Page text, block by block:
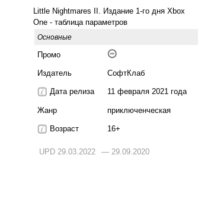
Little Nightmares II. Издание 1-го дня Xbox
One - таблица параметров
Основные
Промо
Издатель СофтКлаб
Дата релиза 11 февраля 2021 года
Жанр приключенческая
Возраст 16+
UPD 29.03.2022 — 29.09.2020